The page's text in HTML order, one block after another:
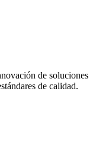
de soluciones
de calidad.